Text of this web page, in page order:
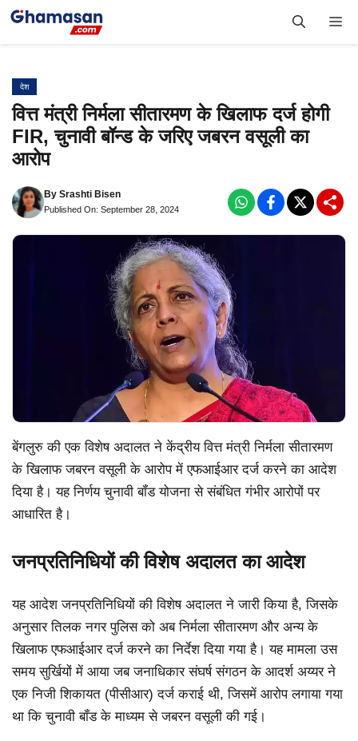
Skip
देश
वित्त मंत्री निर्मला सीतारमण के खिलाफ दर्ज होगी
FIR, चुनावी बॉन्ड के जरिए जबरन वसूली का
आरोप
By Srashti Bisen
Published On: September 28, 2024
बेंगलुरु की एक विशेष अदालत ने केंद्रीय वित्त मंत्री निर्मला सीतारमण
के खिलाफ जबरन वसूली के आरोप में एफआईआर दर्ज करने का आदेश
दिया है। यह निर्णय चुनावी बॉंड योजना से संबंधित गंभीर आरोपों पर
आधारित है।
जनप्रतिनिधियों की विशेष अदालत का आदेश
यह आदेश जनप्रतिनिधियों की विशेष अदालत ने जारी किया है, जिसके
अनुसार तिलक नगर पुलिस को अब निर्मला सीतारमण और अन्य के
खिलाफ एफआईआर दर्ज करने का निर्देश दिया गया है। यह मामला उस
समय सुर्खियों में आया जब जनाधिकार संघर्ष संगठन के आदर्श अय्यर ने
एक निजी शिकायत (पीसीआर) दर्ज कराई थी, जिसमें आरोप लगाया गया
था कि चुनावी बॉंड के माध्यम से जबरन वसूली की गई।